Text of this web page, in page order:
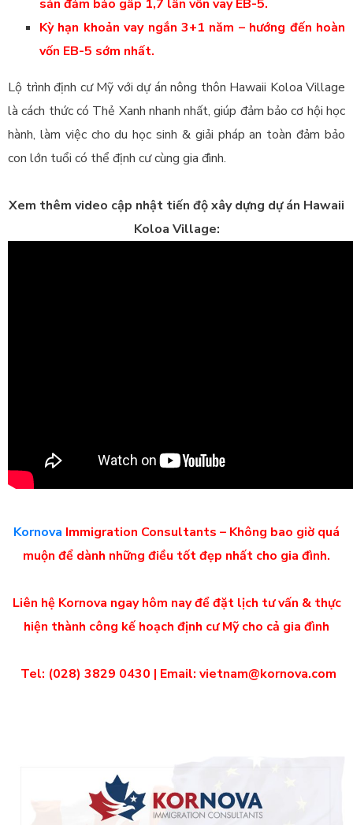
sản đảm bảo gấp 1,7 lần vốn vay EB-5.
Kỳ hạn khoản vay ngắn 3+1 năm – hướng đến hoàn
vốn EB-5 sớm nhất.
Lộ trình định cư Mỹ với dự án nông thôn Hawaii Koloa Village
là cách thức có Thẻ Xanh nhanh nhất, giúp đảm bảo cơ hội học
hành, làm việc cho du học sinh & giải pháp an toàn đảm bảo
con lớn tuổi có thể định cư cùng gia đình.
Xem thêm video cập nhật tiến độ xây dựng dự án Hawaii
Koloa Village:
Kornova Immigration Consultants – Không bao giờ quá
muộn để dành những điều tốt đẹp nhất cho gia đình.
Liên hệ Kornova ngay hôm nay để đặt lịch tư vấn & thực
hiện thành công kế hoạch định cư Mỹ cho cả gia đình
Tel: (028) 3829 0430 | Email: vietnam@kornova.com